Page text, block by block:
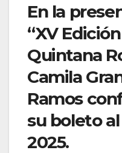
En la
“XV
Quintana
Camila
Ramos
su boleto
2025.